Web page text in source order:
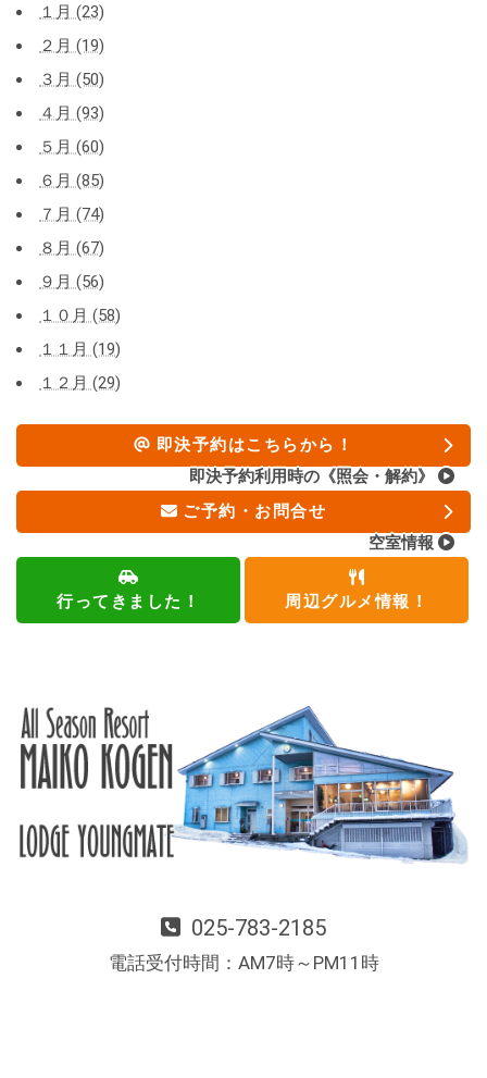
１月 (23)
２月 (19)
３月 (50)
４月 (93)
５月 (60)
６月 (85)
７月 (74)
８月 (67)
９月 (56)
１０月 (58)
１１月 (19)
１２月 (29)
即決予約はこちらから！
即決予約利用時の《照会・解約》
ご予約・お問合せ
空室情報
行ってきました！ 周辺グルメ情報！
025-783-2185
電話受付時間：AM7時～PM11時